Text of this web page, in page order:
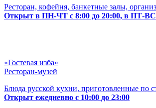
Ресторан, кофейня, банкетные залы,
Открыт в ПН-ЧТ с 8:00 до 20:00, в ПТ-ВС
«Гостевая изба»
Ресторан-музей
Блюда русской кухни, приготовленные по
Открыт ежедневно с 10:00 до 23:00